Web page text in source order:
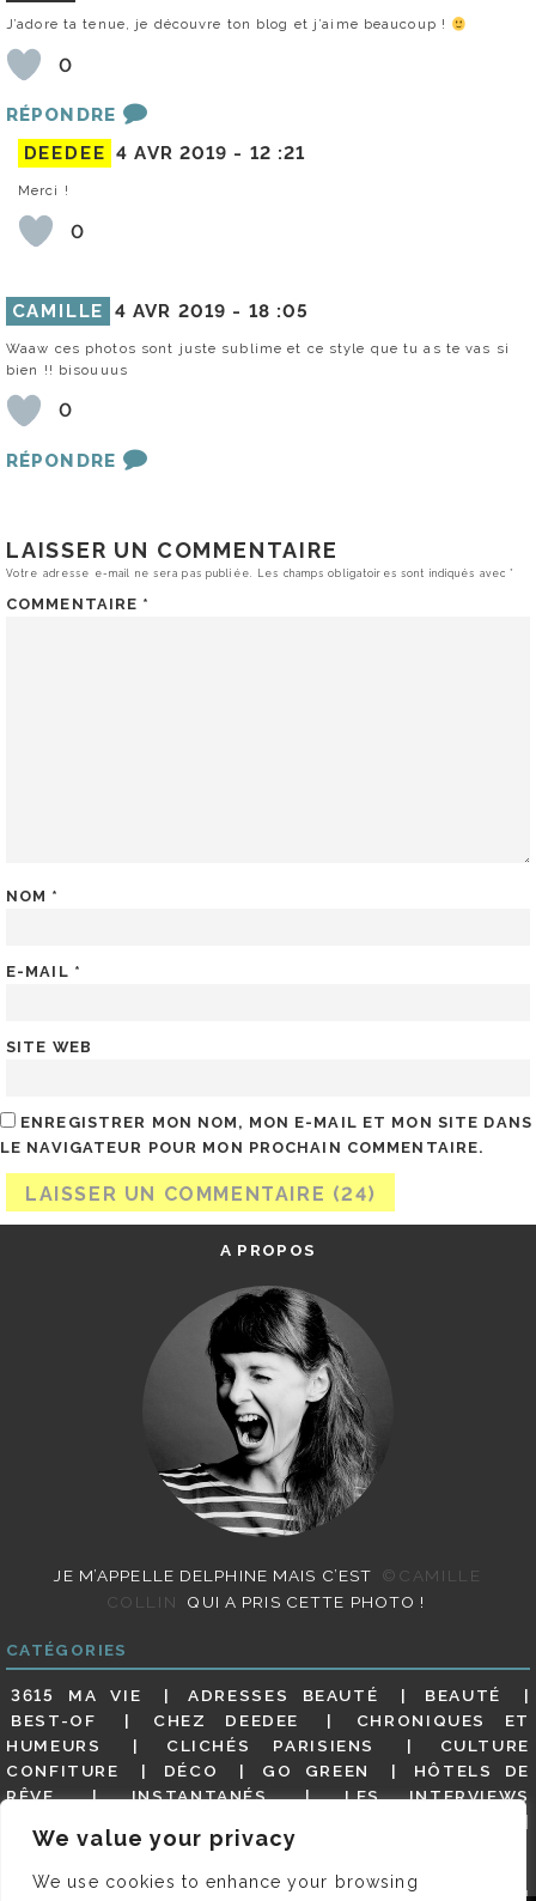
We value your privacy
We use cookies to enhance your browsing
J’adore ta tenue, je découvre ton blog et j’aime beaucoup !
0
RÉPONDRE
DEEDEE 4 AVR 2019 - 12 :21
Merci !
0
CAMILLE 4 AVR 2019 - 18 :05
Waaw ces photos sont juste sublime et ce style que tu as te vas si
bien !! bisouuus
0
RÉPONDRE
LAISSER UN COMMENTAIRE
Votre adresse e-mail ne sera pas publiée. Les champs obligatoires sont indiqués avec*
COMMENTAIRE *
NOM *
E-MAIL *
SITE WEB
ENREGISTRER MON NOM, MON E-MAIL ET MON SITE DANS
LE NAVIGATEUR POUR MON PROCHAIN COMMENTAIRE.
A PROPOS
JE M’APPELLE DELPHINE MAIS C’EST
©CAMILLE
COLLIN
QUI A PRIS CETTE PHOTO !
CATÉGORIES
3615 MA VIE ADRESSES BEAUTÉ
BEAUTÉ
BEST-OF
CHEZ DEEDEE
CHRONIQUES ET
HUMEURS
CLICHÉS PARISIENS
CULTURE
CONFITURE
DÉCO GO GREEN
HÔTELS DE
RÊVE
INSTANTANÉS
LES INTERVIEWS
MES ADRESSES
MODE
(BUT GOODIES)
PAR ICI LE MAGOT !
PARIS EN PHOTOS RESTAURANTS